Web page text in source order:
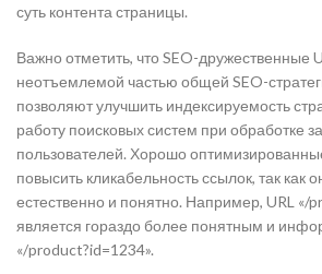
суть контента страницы.
Важно отметить, что SEO-дружественные
неотъемлемой частью общей SEO-
позволяют улучшить индексируемость
работу поисковых систем при обработке
пользователей. Хорошо
повысить кликабельность ссылок, так как
естественно и понятно. Например, URL «/
является гораздо более понятным и
«/product?id=1234».